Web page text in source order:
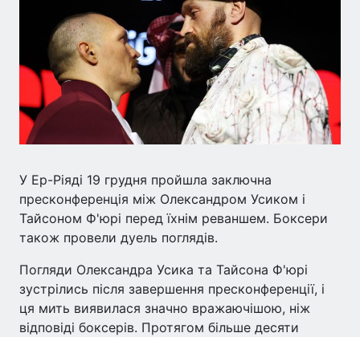
У Ер-Ріяді 19 грудня пройшла заключна
пресконференція між Олександром Усиком і
Тайсоном Ф'юрі перед їхнім реваншем. Боксери
також провели дуель поглядів.
Погляди Олександра Усика та Тайсона Ф'юрі
зустрілись після завершення пресконференції, і
ця мить виявилася значно вражаючішою, ніж
відповіді боксерів. Протягом більше десяти